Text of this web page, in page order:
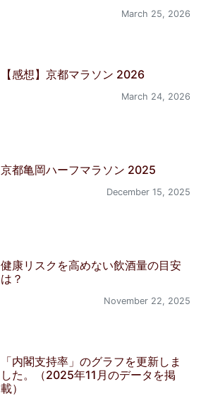
March 25, 2026
【感想】京都マラソン 2026
March 24, 2026
京都亀岡ハーフマラソン 2025
December 15, 2025
健康リスクを高めない飲酒量の目安
は？
November 22, 2025
「内閣支持率」のグラフを更新しま
した。（2025年11月のデータを掲
載）